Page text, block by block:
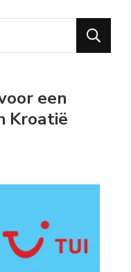
een
Kroatië